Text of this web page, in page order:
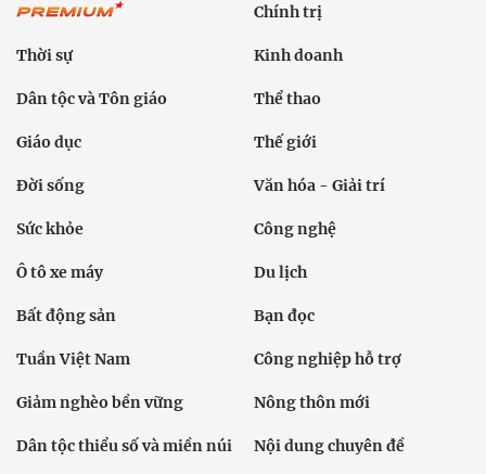
Chính trị
Thời sự Kinh doanh
Dân tộc và Tôn giáo Thể thao
Giáo dục Thế giới
Đời sống Văn hóa - Giải trí
Sức khỏe Công nghệ
Ô tô xe máy Du lịch
Bất động sản Bạn đọc
Tuần Việt Nam Công nghiệp hỗ trợ
Giảm nghèo bền vững Nông thôn mới
Dân tộc thiểu số và miền núi Nội dung chuyên đề